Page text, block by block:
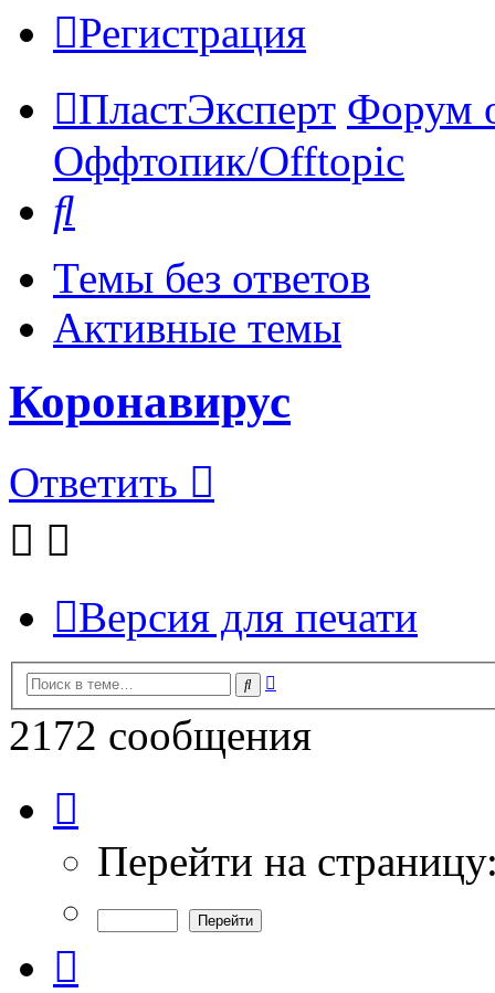
Регистрация
ПластЭксперт Форум
Оффтопик/Offtopic
Темы без ответов
Активные темы
Коронавирус
Ответить
Версия для печати
Поиск
2172 сообщения
из
Перейти на